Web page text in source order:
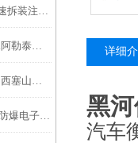
60吨地磅（汽车磅秤）快速拆装注意事项
阿勒泰地磅.富蕴电子地磅.阿勒泰隔爆磅秤.精河汽车磅价格因素
洛宁钢瓶秤 夷陵防爆天平 西塞山吊机秤保养方法
农安防爆电子叉车称 山东防爆电子油桶秤 莱城电子防爆台称
详细
黑
汽车